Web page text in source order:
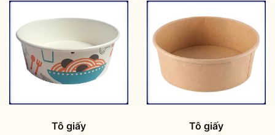
Tô giấy Tô giấy